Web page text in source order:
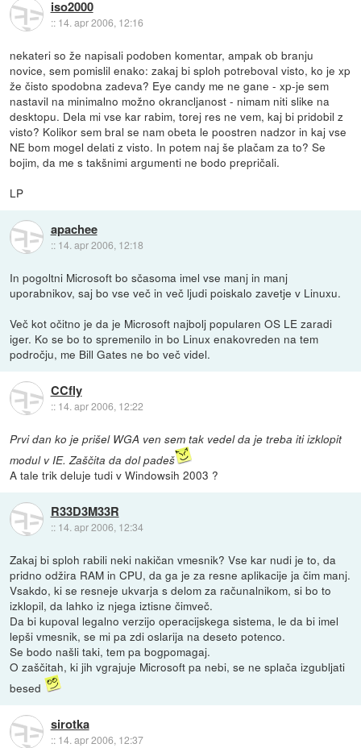
iso2000
:: 14. apr 2006, 12:16
nekateri so že napisali podoben komentar, ampak ob branju
novice, sem pomislil enako: zakaj bi sploh potreboval visto, ko je xp
že čisto spodobna zadeva? Eye candy me ne gane - xp-je sem
nastavil na minimalno možno okrancljanost - nimam niti slike na
desktopu. Dela mi vse kar rabim, torej res ne vem, kaj bi pridobil z
visto? Kolikor sem bral se nam obeta le poostren nadzor in kaj vse
NE bom mogel delati z visto. In potem naj še plačam za to? Se
bojim, da me s takšnimi argumenti ne bodo prepričali.
LP
apachee
:: 14. apr 2006, 12:18
In pogoltni Microsoft bo sčasoma imel vse manj in manj
uporabnikov, saj bo vse več in več ljudi poiskalo zavetje v Linuxu.
Več kot očitno je da je Microsoft najbolj popularen OS LE zaradi
iger. Ko se bo to spremenilo in bo Linux enakovreden na tem
področju, me Bill Gates ne bo več videl.
CCfly
:: 14. apr 2006, 12:22
Prvi dan ko je prišel WGA ven sem tak vedel da je treba iti izklopit
modul v IE. Zaščita da dol padeš
A tale trik deluje tudi v Windowsih 2003 ?
R33D3M33R
:: 14. apr 2006, 12:34
Zakaj bi sploh rabili neki nakičan vmesnik? Vse kar nudi je to, da
pridno odžira RAM in CPU, da ga je za resne aplikacije ja čim manj.
Vsakdo, ki se resneje ukvarja s delom za računalnikom, si bo to
izklopil, da lahko iz njega iztisne čimveč.
Da bi kupoval legalno verzijo operacijskega sistema, le da bi imel
lepši vmesnik, se mi pa zdi oslarija na deseto potenco.
Se bodo našli taki, tem pa bogpomagaj.
O zaščitah, ki jih vgrajuje Microsoft pa nebi, se ne splača izgubljati
besed
sirotka
:: 14. apr 2006, 12:37